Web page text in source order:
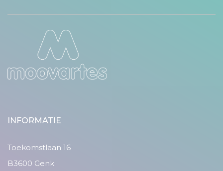
INFORMATIE
Toekomstlaan 16
B3600 Genk